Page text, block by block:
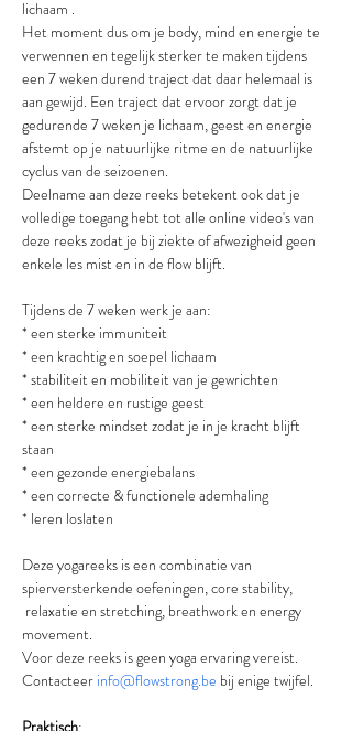
lichaam .
Het moment dus om je body, mind en energie te
verwennen en tegelijk sterker te maken tijdens
een 7 weken durend traject dat daar helemaal is
aan gewijd. Een traject dat ervoor zorgt dat je
gedurende 7 weken je lichaam, geest en energie
afstemt op je natuurlijke ritme en de natuurlijke
cyclus van de seizoenen.
Deelname aan deze reeks betekent ook dat je
volledige toegang hebt tot alle online video's van
deze reeks zodat je bij ziekte of afwezigheid geen
enkele les mist en in de flow blijft.
Tijdens de 7 weken werk je aan:
* een sterke immuniteit
* een krachtig en soepel lichaam
* stabiliteit en mobiliteit van je gewrichten
* een heldere en rustige geest
* een sterke mindset zodat je in je kracht blijft
staan
* een gezonde energiebalans
* een correcte & functionele ademhaling
* leren loslaten
Deze yogareeks is een combinatie van
spierversterkende oefeningen, core stability,
relaxatie en stretching, breathwork en energy
movement.
Voor deze reeks is geen yoga ervaring vereist.
Contacteer info@flowstrong.be bij enige twijfel.
Praktisch: